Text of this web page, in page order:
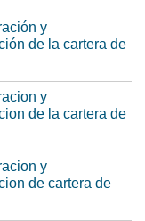
y
de la cartera de
y
de la cartera de
y
de cartera de